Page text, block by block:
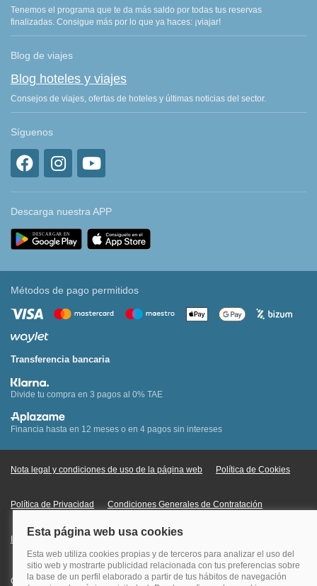
Tenemos el programa que te da más saldo por todas tus reservas
finalizadas. Consigue más por lo que ya haces: ¡viajar!
Blog de viajes
Blog hoteles y viajes
Consejos de viajes, ofertas de hoteles y últimas noticias del sector.
Síguenos
Descarga nuestra APP
Métodos de pago permitidos
Transferencia bancaria
Divide tu compra en 3 pagos al 0% TAE
Financia hasta en 12 meses o en 4 pagos sin intereses
Nota legal y condiciones de uso de la página web Política de Cookies
Política de Privacidad Condiciones Generales de Contratación
Información Legal sobre Mercados en Línea
Quehoteles.com - Especialistas en hoteles © Copyright Veturis Travel S.A.